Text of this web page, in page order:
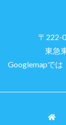
〒222-
東急
Googlemapで